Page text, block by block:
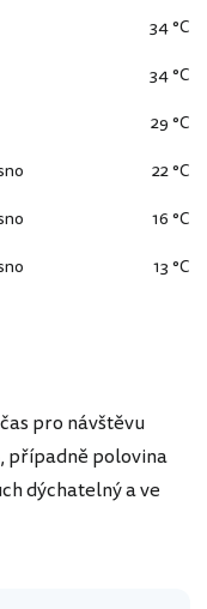
34 °C
34 °C
29 °C
22 °C
16 °C
13 °C
pro návštěvu
případně polovina
dýchatelný a ve